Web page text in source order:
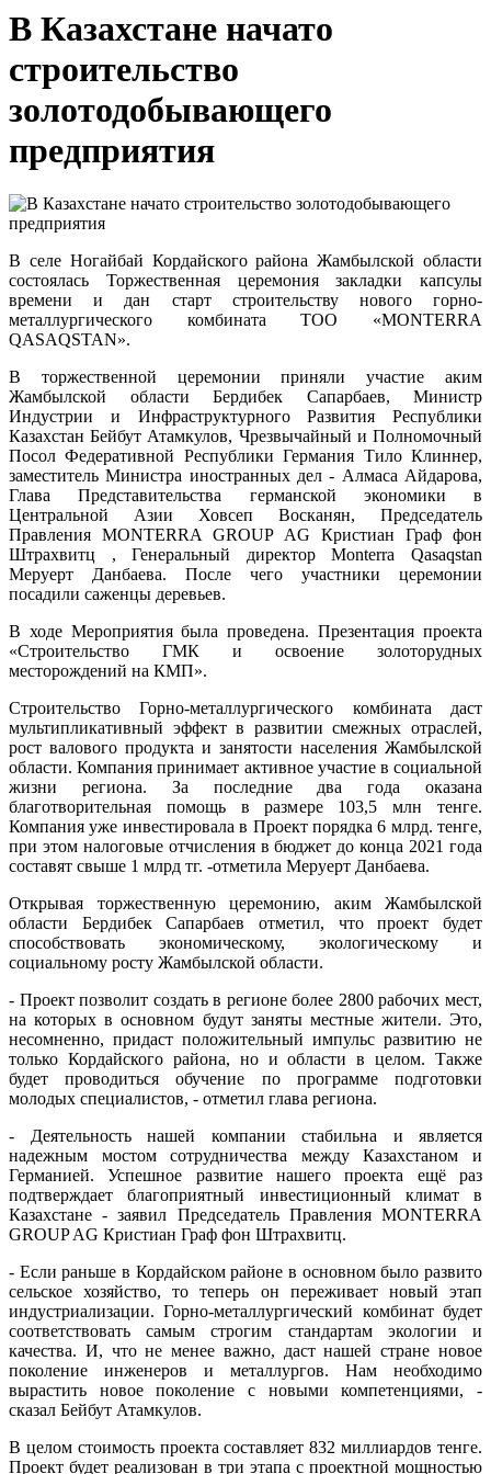
В Казахстане начато
строительство
золотодобывающего
предприятия
В селе Ногайбай Кордайского района Жамбылской области
состоялась Торжественная церемония закладки капсулы
времени и дан старт строительству нового горно-
металлургического комбината ТОО «MONTERRA
QASAQSTAN».
В торжественной церемонии приняли участие аким
Жамбылской области Бердибек Сапарбаев, Министр
Индустрии и Инфраструктурного Развития Республики
Казахстан Бейбут Атамкулов, Чрезвычайный и Полномочный
Посол Федеративной Республики Германия Тило Клиннер,
заместитель Министра иностранных дел - Алмаса Айдарова,
Глава Представительства германской экономики в
Центральной Азии Ховсеп Восканян, Председатель
Правления MONTERRA GROUP AG Кристиан Граф фон
Штрахвитц , Генеральный директор Monterra Qasaqstan
Меруерт Данбаева. После чего участники церемонии
посадили саженцы деревьев.
В ходе Мероприятия была проведена. Презентация проекта
«Строительство ГМК и освоение золоторудных
месторождений на КМП».
Строительство Горно-металлургического комбината даст
мультипликативный эффект в развитии смежных отраслей,
рост валового продукта и занятости населения Жамбылской
области. Компания принимает активное участие в социальной
жизни региона. За последние два года оказана
благотворительная помощь в размере 103,5 млн тенге.
Компания уже инвестировала в Проект порядка 6 млрд. тенге,
при этом налоговые отчисления в бюджет до конца 2021 года
составят свыше 1 млрд тг. -отметила Меруерт Данбаева.
Открывая торжественную церемонию, аким Жамбылской
области Бердибек Сапарбаев отметил, что проект будет
способствовать экономическому, экологическому и
социальному росту Жамбылской области.
- Проект позволит создать в регионе более 2800 рабочих мест,
на которых в основном будут заняты местные жители. Это,
несомненно, придаст положительный импульс развитию не
только Кордайского района, но и области в целом. Также
будет проводиться обучение по программе подготовки
молодых специалистов, - отметил глава региона.
- Деятельность нашей компании стабильна и является
надежным мостом сотрудничества между Казахстаном и
Германией. Успешное развитие нашего проекта ещё раз
подтверждает благоприятный инвестиционный климат в
Казахстане - заявил Председатель Правления MONTERRA
GROUP AG Кристиан Граф фон Штрахвитц.
- Если раньше в Кордайском районе в основном было развито
сельское хозяйство, то теперь он переживает новый этап
индустриализации. Горно-металлургический комбинат будет
соответствовать самым строгим стандартам экологии и
качества. И, что не менее важно, даст нашей стране новое
поколение инженеров и металлургов. Нам необходимо
вырастить новое поколение с новыми компетенциями, -
сказал Бейбут Атамкулов.
В целом стоимость проекта составляет 832 миллиардов тенге.
Проект будет реализован в три этапа с проектной мощностью